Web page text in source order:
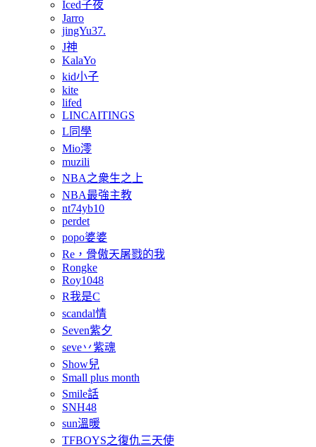
Iced子夜
Jarro
jingYu37.
J神
KalaYo
kid小子
kite
lifed
LINCAITINGS
L同學
Mio澪
muzili
NBA之衆生之上
NBA最強主教
nt74yb10
perdet
popo婆婆
Re，骨傲天屠戮的我
Rongke
Roy1048
R我是C
scandal情
Seven紫夕
seve丷紫魂
Show兒
Small plus month
Smile話
SNH48
sun溫暖
TFBOYS之復仇三天使